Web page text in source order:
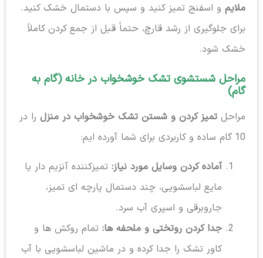
ملایمو اسفنج تمیز کنید و سپس با دستمال خشک کنید.
برای جلوگیری از رشد قارچ، حتماً قبل از جمع کردن کاملاً
خشک شود.
مراحل شستشوی تشک خوشخواب در خانه (گام به
گام)
مراحل تمیز کردن و شستن تشک خوشخواب در منزلرا در
10 گام ساده و کاربردی برای شما آورده ایم:
آماده کردن وسایل مورد نیاز:تمیزکننده آنزیم دار یا
مایع لباسشویی، چند دستمال پارچه ای تمیز،
جاروبرقی و اسپری آب سرد.
جدا کردن روتختی و ملحفه ها:تمام روکش ها و
کاور تشک را جدا کرده و در ماشین لباسشویی با آب